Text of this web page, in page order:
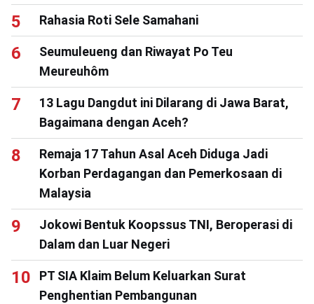
Rahasia Roti Sele Samahani
Seumuleueng dan Riwayat Po Teu
Meureuhôm
13 Lagu Dangdut ini Dilarang di Jawa Barat,
Bagaimana dengan Aceh?
Remaja 17 Tahun Asal Aceh Diduga Jadi
Korban Perdagangan dan Pemerkosaan di
Malaysia
Jokowi Bentuk Koopssus TNI, Beroperasi di
Dalam dan Luar Negeri
PT SIA Klaim Belum Keluarkan Surat
Penghentian Pembangunan